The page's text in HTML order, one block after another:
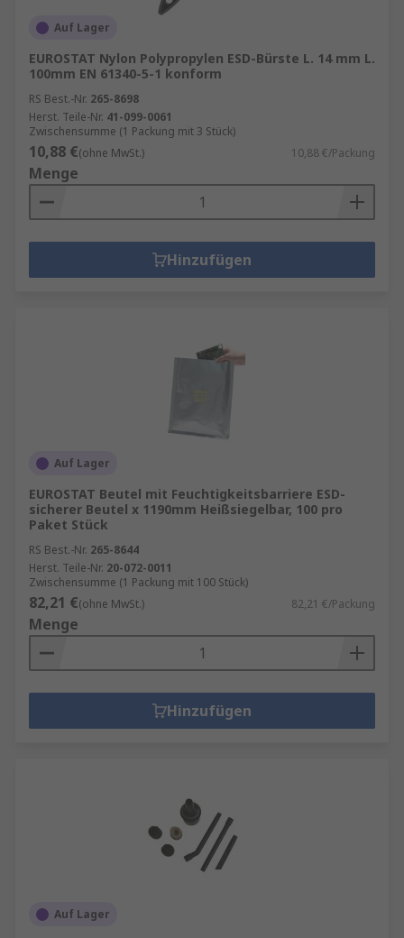
Auf Lager
EUROSTAT Nylon Polypropylen ESD-Bürste L. 14 mm L.
100mm EN 61340-5-1 konform
RS Best.-Nr. 265-8698
Herst. Teile-Nr. 41-099-0061
Zwischensumme (1 Packung mit 3 Stück)
10,88 €(ohne MwSt.) 10,88 €/Packung
Menge
Hinzufügen
Auf Lager
EUROSTAT Beutel mit Feuchtigkeitsbarriere ESD-
sicherer Beutel x 1190mm Heißsiegelbar, 100 pro
Paket Stück
RS Best.-Nr. 265-8644
Herst. Teile-Nr. 20-072-0011
Zwischensumme (1 Packung mit 100 Stück)
82,21 €(ohne MwSt.) 82,21 €/Packung
Menge
Hinzufügen
Auf Lager